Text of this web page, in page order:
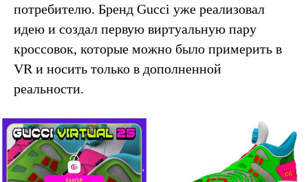
потребителю. Бренд Gucci уже реализовал
идею и создал первую виртуальную пару
кроссовок, которые можно было примерить в
VR и носить только в дополненной
реальности.